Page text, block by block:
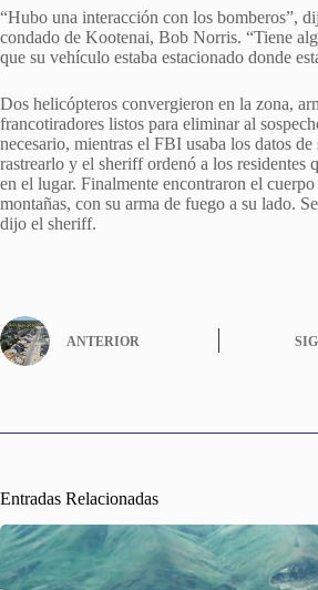
“Hubo una interacción con los bomberos”,
condado de Kootenai, Bob Norris. “Tiene
que su vehículo estaba estacionado donde
Dos helicópteros convergieron en la zona,
francotiradores listos para eliminar al
necesario, mientras el FBI usaba los datos de
rastrearlo y el sheriff ordenó a los residentes
en el lugar. Finalmente encontraron el
montañas, con su arma de fuego a su lado.
dijo el sheriff.
ANTERIOR
Entradas Relacionadas